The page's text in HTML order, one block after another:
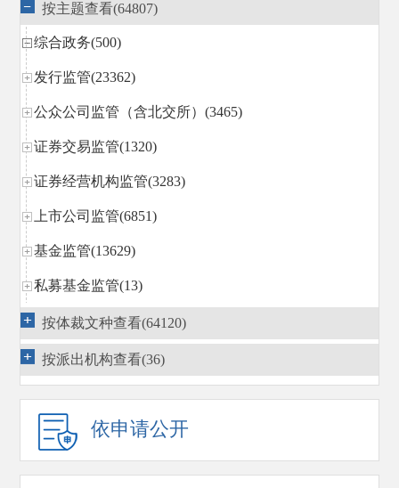
按主题查看(64807)
综合政务(500)
发行监管(23362)
公众公司监管（含北交所）(3465)
证券交易监管(1320)
证券经营机构监管(3283)
上市公司监管(6851)
基金监管(13629)
私募基金监管(13)
区域性股权市场规范发展(14)
期货监管(1296)
债券监管(3663)
行政执法(3269)
行政复议(1540)
按体裁文种查看(64120)
按派出机构查看(36)
依申请公开